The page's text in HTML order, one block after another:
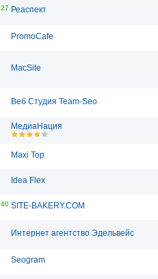
27 Реаспект
PromoCafe
MacSite
Веб Студия Team-Seo
МедиаНация
Maxi Top
Idea Flex
40 SITE-BAKERY.COM
Интернет агентство Эдельвейс
Seogram